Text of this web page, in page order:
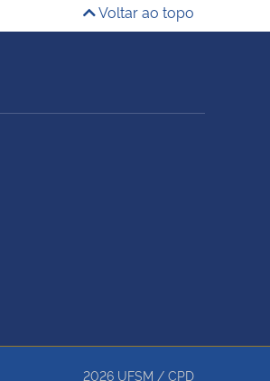
Voltar ao topo
2026 UFSM / CPD